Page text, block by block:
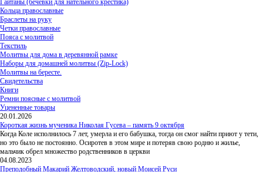
Гайтаны (бечевки для нательного крестика)
Кольца православные
Браслеты на руку
Четки православные
Пояса с молитвой
Текстиль
Молитвы для дома в деревянной рамке
Наборы для домашней молитвы (Zip-Lock)
Молитвы на бересте.
Свидетельства
Книги
Ремни поясные с молитвой
Уцененные товары
20.01.2026
Короткая жизнь мученика Николая Гусева – память 9 октября
Когда Коле исполнилось 7 лет, умерла и его бабушка, тогда он смог найти приют у тети,
но это было не постоянно. Осиротев в этом мире и потеряв свою родню и жилье,
мальчик обрел множество родственников в церкви
04.08.2023
Преподобный Макарий Желтоводский, новый Моисей Руси